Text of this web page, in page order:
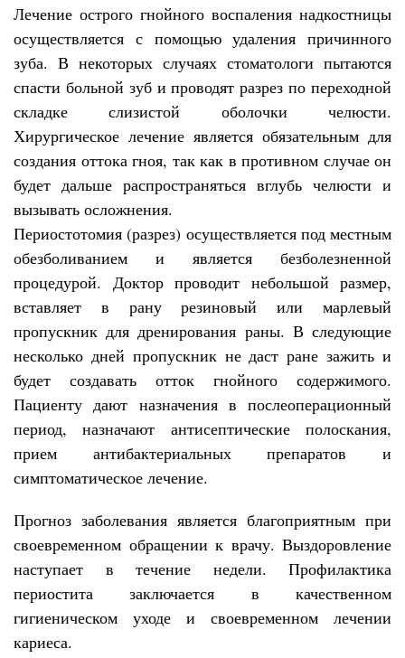
Лечение острого гнойного воспаления надкостницы
осуществляется с помощью удаления причинного
зуба. В некоторых случаях стоматологи пытаются
спасти больной зуб и проводят разрез по переходной
складке слизистой оболочки челюсти.
Хирургическое лечение является обязательным для
создания оттока гноя, так как в противном случае он
будет дальше распространяться вглубь челюсти и
вызывать осложнения.
Периостотомия (разрез) осуществляется под местным
обезболиванием и является безболезненной
процедурой. Доктор проводит небольшой размер,
вставляет в рану резиновый или марлевый
пропускник для дренирования раны. В следующие
несколько дней пропускник не даст ране зажить и
будет создавать отток гнойного содержимого.
Пациенту дают назначения в послеоперационный
период, назначают антисептические полоскания,
прием антибактериальных препаратов и
симптоматическое лечение.
Прогноз заболевания является благоприятным при
своевременном обращении к врачу. Выздоровление
наступает в течение недели. Профилактика
периостита заключается в качественном
гигиеническом уходе и своевременном лечении
кариеса.